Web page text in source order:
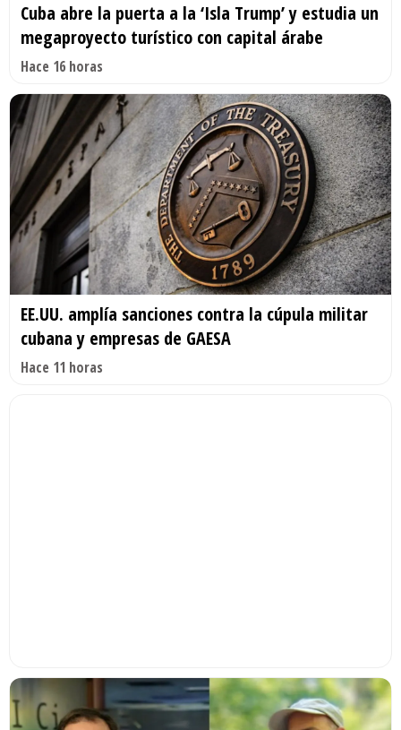
Cuba abre la puerta a la ‘Isla Trump’ y estudia un
megaproyecto turístico con capital árabe
Hace 16 horas
EE.UU. amplía sanciones contra la cúpula militar
cubana y empresas de GAESA
Hace 11 horas